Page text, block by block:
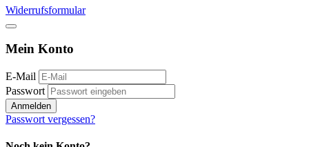
Widerrufsformular
Mein Konto
E-Mail
Passwort
Anmelden
Passwort vergessen?